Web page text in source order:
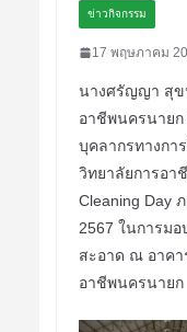
ข่าวกิจกรรม
17 พฤษภาคม
นางศรัญญา สุข
อาชีพนครนาย
บุคลากรทางกา
วิทยาลัยการอา
Cleaning Day
2567 ในการม
สะอาด ณ อาคา
อาชีพนครนายก